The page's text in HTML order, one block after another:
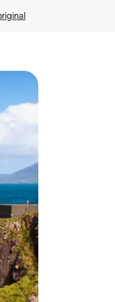
desliza el dedo.